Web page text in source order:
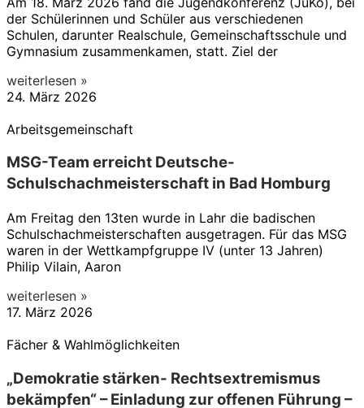
der Schülerinnen und Schüler aus verschiedenen
Schulen, darunter Realschule, Gemeinschaftsschule und
Gymnasium zusammenkamen, statt. Ziel der
weiterlesen »
24. März 2026
Arbeitsgemeinschaft
MSG-Team erreicht Deutsche-
Schulschachmeisterschaft in Bad Homburg
Am Freitag den 13ten wurde in Lahr die badischen
Schulschachmeisterschaften ausgetragen. Für das MSG
waren in der Wettkampfgruppe IV (unter 13 Jahren)
Philip Vilain, Aaron
weiterlesen »
17. März 2026
Fächer & Wahlmöglichkeiten
„Demokratie stärken- Rechtsextremismus
bekämpfen“ – Einladung zur offenen Führung –